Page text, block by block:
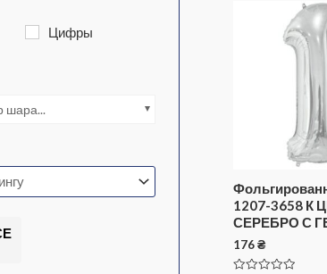
Цифры
шара...
1207-3658 К
СЕРЕБРО С
176₴